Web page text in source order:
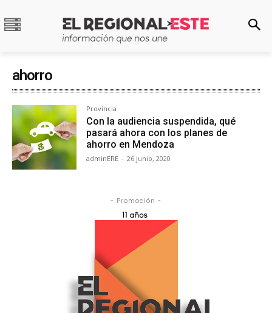
ahorro
Provincia
Con la audiencia suspendida, qué
pasará ahora con los planes de
ahorro en Mendoza
adminERE - 26 junio, 2020
- Promoción -